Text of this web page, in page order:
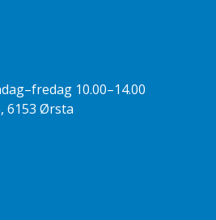
10.00–14.00
6153 Ørsta